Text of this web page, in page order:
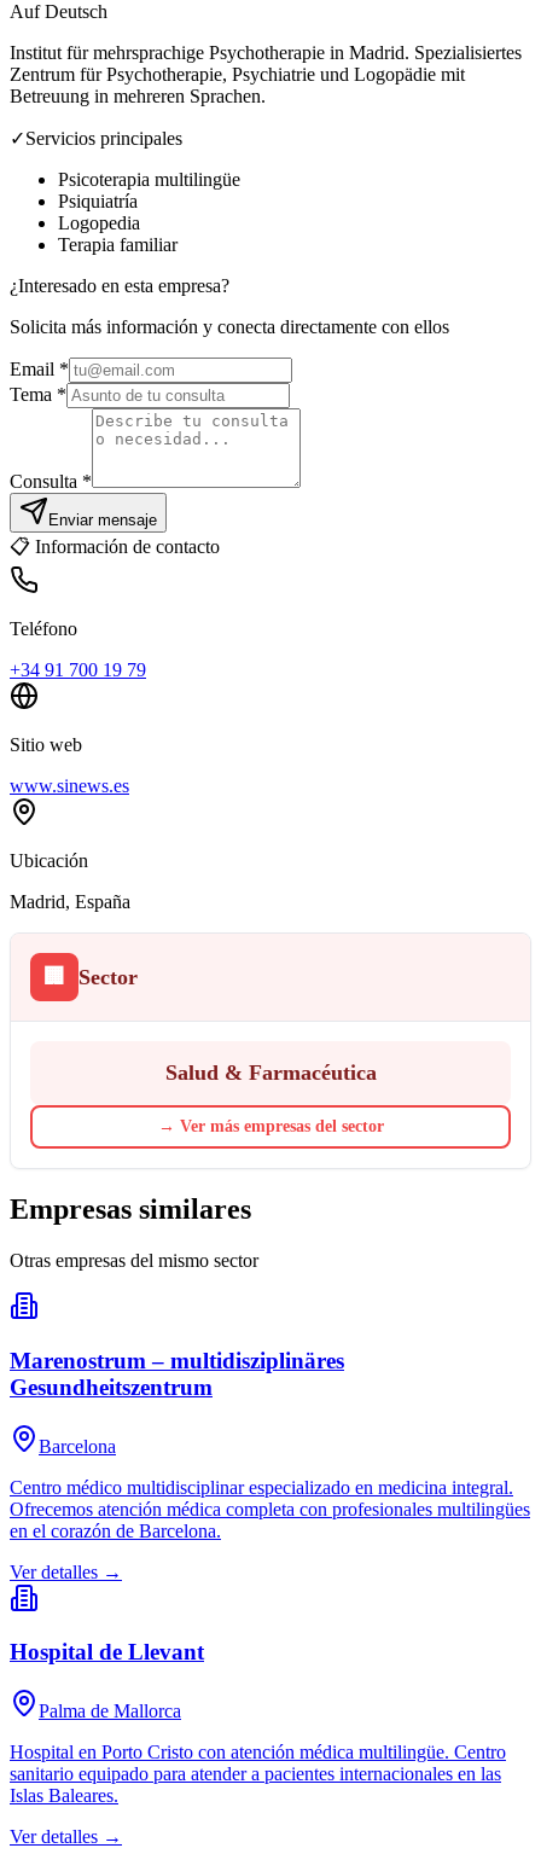
Auf Deutsch
Institut für mehrsprachige Psychotherapie in Madrid. Spezialisiertes
Zentrum für Psychotherapie, Psychiatrie und Logopädie mit
Betreuung in mehreren Sprachen.
✓Servicios principales
Psicoterapia multilingüe
Psiquiatría
Logopedia
Terapia familiar
¿Interesado en esta empresa?
Solicita más información y conecta directamente con ellos
Email *
Tema *
Consulta *
Enviar mensaje
📋 Información de contacto
Teléfono
+34 91 700 19 79
Sitio web
www.sinews.es
Ubicación
Madrid, España
🏢 Sector
Salud & Farmacéutica
→ Ver más empresas del sector
Empresas similares
Otras empresas del mismo sector
Marenostrum – multidisziplinäres
Gesundheitszentrum
Barcelona
Centro médico multidisciplinar especializado en medicina integral.
Ofrecemos atención médica completa con profesionales multilingües
en el corazón de Barcelona.
Ver detalles →
Hospital de Llevant
Palma de Mallorca
Hospital en Porto Cristo con atención médica multilingüe. Centro
sanitario equipado para atender a pacientes internacionales en las
Islas Baleares.
Ver detalles →